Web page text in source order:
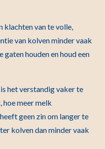
klachten van te volle,
van kolven minder vaak
houden en houd een
het verstandig vaker te
hoe meer melk
geen zin om langer te
kolven dan minder vaak